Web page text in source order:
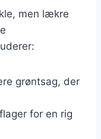
men lækre
grøntsag, der
for en rig